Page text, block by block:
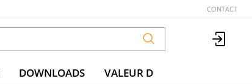
CONTACT
DOWNLOADS VALEUR D